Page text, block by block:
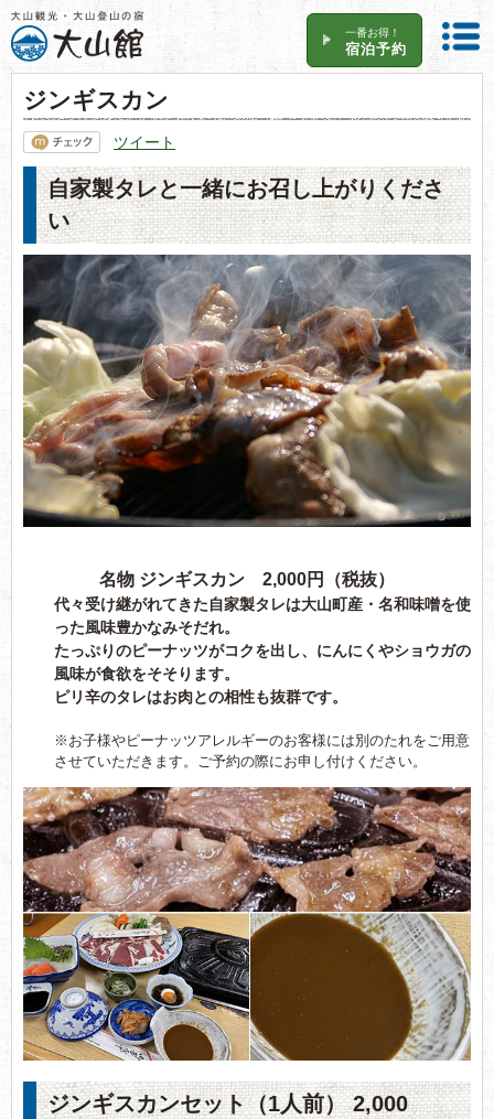
一番お得！
宿泊予約
ジンギスカン
ツイート
自家製タレと一緒にお召し上がりくださ
い
名物 ジンギスカン 2,000円（税抜）
代々受け継がれてきた自家製タレは大山町産・名和味噌を使
った風味豊かなみそだれ。
たっぷりのピーナッツがコクを出し、にんにくやショウガの
風味が食欲をそそります。
ピリ辛のタレはお肉との相性も抜群です。
※お子様やピーナッツアレルギーのお客様には別のたれをご用意
させていただきます。ご予約の際にお申し付けください。
ジンギスカンセット（1人前） 2,000